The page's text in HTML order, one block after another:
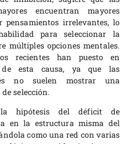
encuentran mayores
pensamientos irrelevantes, lo
para seleccionar la
múltiples opciones mentales.
recientes han puesto en
esta causa, ya que las
no suelen mostrar una
selección.
hipótesis del déficit de
en la estructura misma del
como una red con varias